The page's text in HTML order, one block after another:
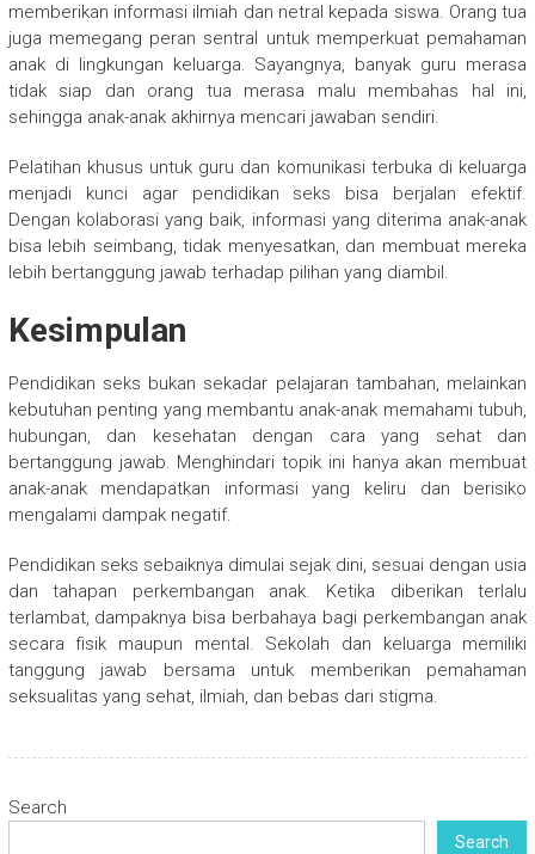
memberikan informasi ilmiah dan netral kepada siswa. Orang tua
juga memegang peran sentral untuk memperkuat pemahaman
anak di lingkungan keluarga. Sayangnya, banyak guru merasa
tidak siap dan orang tua merasa malu membahas hal ini,
sehingga anak-anak akhirnya mencari jawaban sendiri.
Pelatihan khusus untuk guru dan komunikasi terbuka di keluarga
menjadi kunci agar pendidikan seks bisa berjalan efektif.
Dengan kolaborasi yang baik, informasi yang diterima anak-anak
bisa lebih seimbang, tidak menyesatkan, dan membuat mereka
lebih bertanggung jawab terhadap pilihan yang diambil.
Kesimpulan
Pendidikan seks bukan sekadar pelajaran tambahan, melainkan
kebutuhan penting yang membantu anak-anak memahami tubuh,
hubungan, dan kesehatan dengan cara yang sehat dan
bertanggung jawab. Menghindari topik ini hanya akan membuat
anak-anak mendapatkan informasi yang keliru dan berisiko
mengalami dampak negatif.
Pendidikan seks sebaiknya dimulai sejak dini, sesuai dengan usia
dan tahapan perkembangan anak. Ketika diberikan terlalu
terlambat, dampaknya bisa berbahaya bagi perkembangan anak
secara fisik maupun mental. Sekolah dan keluarga memiliki
tanggung jawab bersama untuk memberikan pemahaman
seksualitas yang sehat, ilmiah, dan bebas dari stigma.
Search
Search